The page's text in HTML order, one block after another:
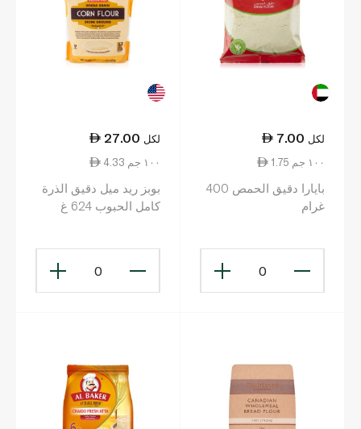
7.00 لكل
1.75 ١٠٠ جم
بايارا دقيق الحمص 400
غرام
0
27.00 لكل
4.33 ١٠٠ جم
بوبز ريد ميل دقيق الذرة
كامل الحبوب 624 غ
0